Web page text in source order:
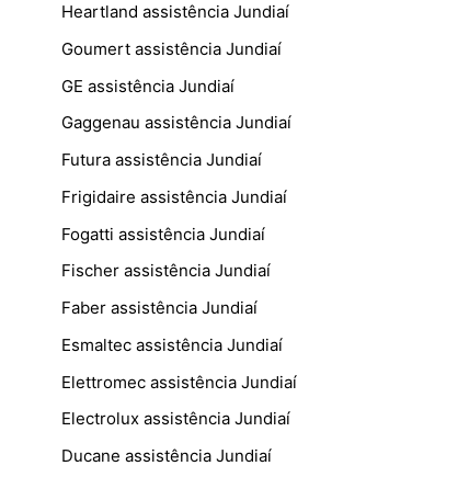
Heartland assistência Jundiaí
Goumert assistência Jundiaí
GE assistência Jundiaí
Gaggenau assistência Jundiaí
Futura assistência Jundiaí
Frigidaire assistência Jundiaí
Fogatti assistência Jundiaí
Fischer assistência Jundiaí
Faber assistência Jundiaí
Esmaltec assistência Jundiaí
Elettromec assistência Jundiaí
Electrolux assistência Jundiaí
Ducane assistência Jundiaí